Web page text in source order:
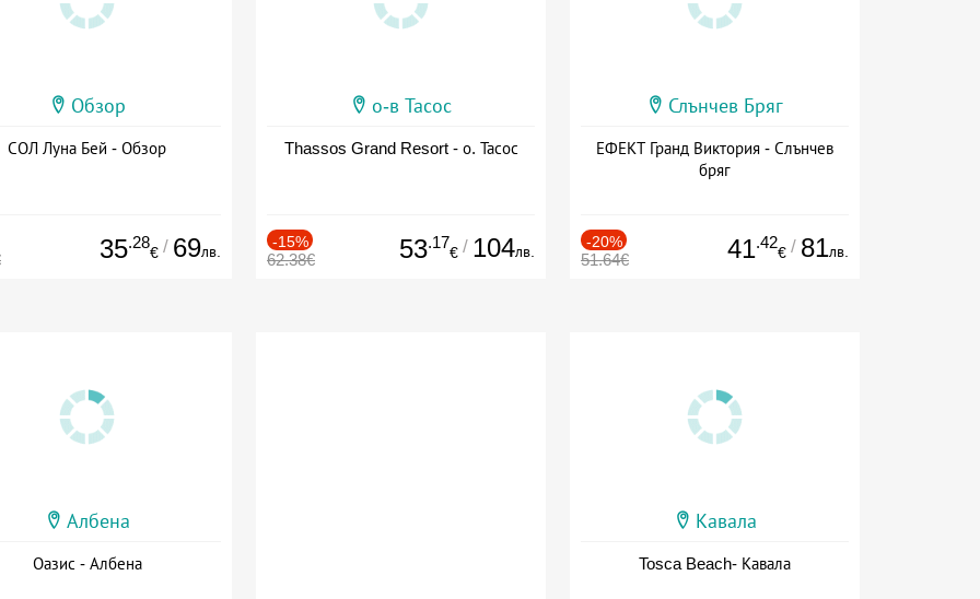
Обзор
СОЛ Луна Бей - Обзор
35.28
€ / 69лв.
о-в Тасос
Thassos Grand Resort - о. Тасос
-15%
62.38€ 53.17
€ / 104лв.
Слънчев Бряг
ЕФЕКТ Гранд Виктория - Слънчев
бряг
-20%
51.64€ 41.42
€ / 81лв.
Албена
Оазис - Албена
Кавала
Tosca Beach- Кавала